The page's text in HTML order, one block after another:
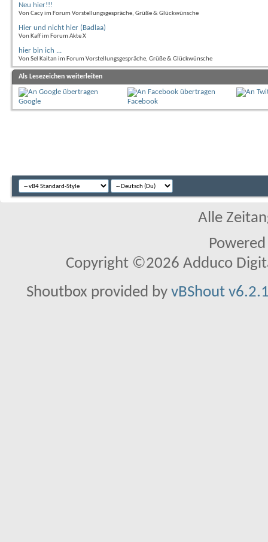
Neu hier!!!
Von Cacy im Forum Vorstellungsgespräche, Grüße & Glückwünsche
Hier und nicht hier (Badlaa)
Von Kaff im Forum Akte X
hier bin ich ...
Von Sel Kaitan im Forum Vorstellungsgespräche, Grüße & Glückwünsche
Als Lesezeichen weiterleiten
Google Facebook
Alle
Copyright ©2026 Adduco
Shoutbox provided by vBShout